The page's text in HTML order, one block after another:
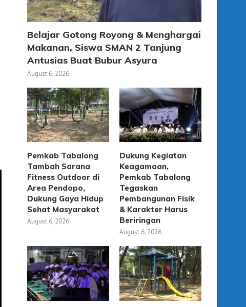
Belajar Gotong Royong & Menghargai
Makanan, Siswa SMAN 2 Tanjung
Antusias Buat Bubur Asyura
August 6, 2026
Pemkab Tabalong
Tambah Sarana
Fitness Outdoor di
Area Pendopo,
Dukung Gaya Hidup
Sehat Masyarakat
August 6, 2026
Dukung Kegiatan
Keagamaan,
Pemkab Tabalong
Tegaskan
Pembangunan Fisik
& Karakter Harus
Beriringan
August 6, 2026